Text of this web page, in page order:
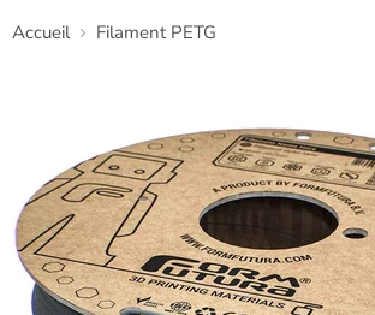
Accueil Filament PETG